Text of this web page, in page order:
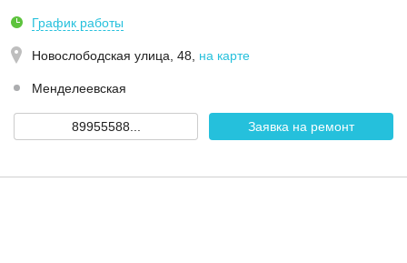
График работы
Новослободская улица, 48 на карте
Менделеевская
89955588... Заявка на ремонт